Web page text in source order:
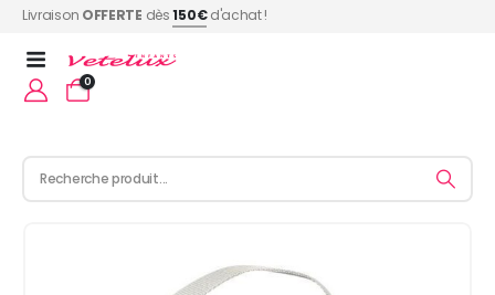
Livraison OFFERTE dès150€d'achat !
0